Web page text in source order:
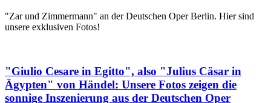
"Zar und Zimmermann" an der Deutschen Oper Berlin. Hier sind
unsere exklusiven Fotos!
"Giulio Cesare in Egitto", also "Julius Cäsar in
Ägypten" von Händel: Unsere Fotos zeigen die
sonnige Inszenierung aus der Deutschen Oper